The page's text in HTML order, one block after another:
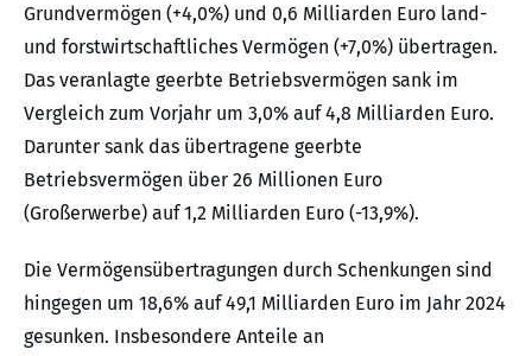
Grundvermögen (+4,0%) und 0,6 Milliarden Euro land-
und forstwirtschaftliches Vermögen (+7,0%) übertragen.
Das veranlagte geerbte Betriebsvermögen sank im
Vergleich zum Vorjahr um 3,0% auf 4,8 Milliarden Euro.
Darunter sank das übertragene geerbte
Betriebsvermögen über 26 Millionen Euro
(Großerwerbe) auf 1,2 Milliarden Euro (-13,9%).
Die Vermögensübertragungen durch Schenkungen sind
hingegen um 18,6% auf 49,1 Milliarden Euro im Jahr 2024
gesunken. Insbesondere Anteile an